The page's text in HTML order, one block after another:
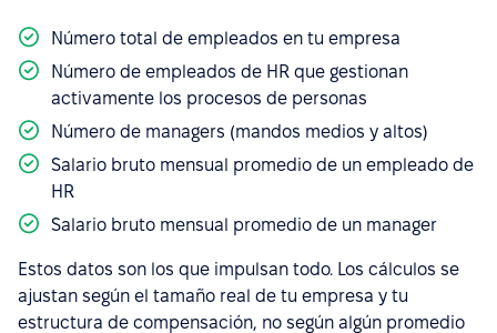
Número total de empleados en tu empresa
Número de empleados de HR que gestionan
activamente los procesos de personas
Número de managers (mandos medios y altos)
Salario bruto mensual promedio de un empleado de
HR
Salario bruto mensual promedio de un manager
Estos datos son los que impulsan todo. Los cálculos se
ajustan según el tamaño real de tu empresa y tu
estructura de compensación, no según algún promedio